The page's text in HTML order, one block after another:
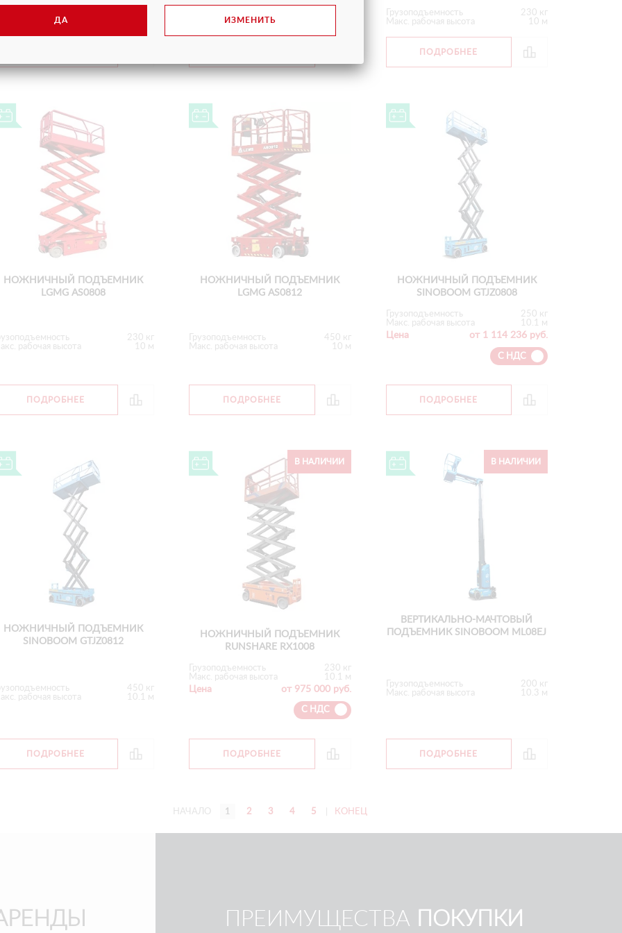
Грузоподъемность
230 кг
Макс. рабочая высота
10 м
ПОДРОБНЕЕ
НОЖНИЧНЫЙ ПОДЪЕМНИК
LGMG AS0808
230 кг
рабочая высота
10 м
ПОДРОБНЕЕ
НОЖНИЧНЫЙ ПОДЪЕМНИК
LGMG AS0812
Грузоподъемность
450 кг
Макс. рабочая высота
10 м
ПОДРОБНЕЕ
НОЖНИЧНЫЙ ПОДЪЕМНИК
SINOBOOM GTJZ0808
Грузоподъемность
250 кг
Макс. рабочая высота
10.1 м
Цена от 1 114 236 руб.
С НДС
ПОДРОБНЕЕ
НОЖНИЧНЫЙ ПОДЪЕМНИК
SINOBOOM GTJZ0812
450 кг
рабочая высота
10.1 м
ПОДРОБНЕЕ
В НАЛИЧИИ
НОЖНИЧНЫЙ ПОДЪЕМНИК
RUNSHARE RX1008
Грузоподъемность
230 кг
Макс. рабочая высота
10.1 м
Цена от 975 000 руб.
С НДС
ПОДРОБНЕЕ
В НАЛИЧИИ
ВЕРТИКАЛЬНО-МАЧТОВЫЙ
ПОДЪЕМНИК SINOBOOM ML08EJ
Грузоподъемность
200 кг
Макс. рабочая высота
10.3 м
ПОДРОБНЕЕ
НАЧАЛО 1 2 3 4 5 КОНЕЦ
ПРЕИМУЩЕСТВА ПОКУПКИ
ДА ИЗМЕНИТЬ